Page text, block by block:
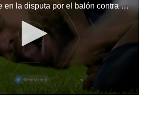
Thiago Mendez fue en la disputa por el balón contra Neymar y el astro brasileño sacó la peor parte. El jugador del PSG estaría de baja unas semanas.